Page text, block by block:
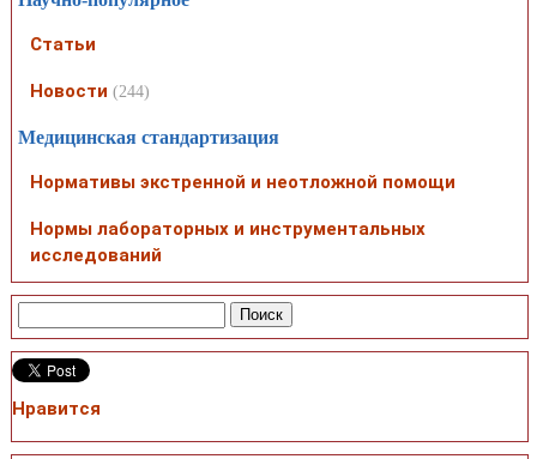
Статьи
Новости (244)
Медицинская стандартизация
Нормативы экстренной и неотложной помощи
Нормы лабораторных и инструментальных
исследований
Нравится